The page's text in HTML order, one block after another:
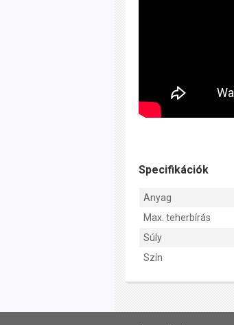
Specifikációk
Anyag
Max. teherbírás
Súly
Szín